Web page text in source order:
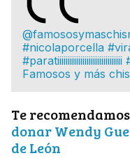
#nicolaporcella
#paratiiiiiiiiiiiiiiiiiiiiiiiiiiiiiii
Famosos y más
Te
donar Wendy
de León